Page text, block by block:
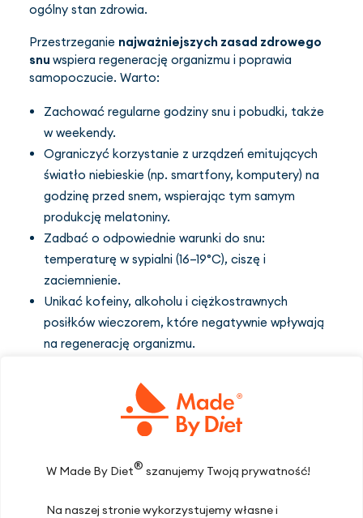
W Made By Diet® szanujemy Twoją prywatność!
Na naszej stronie wykorzystujemy własne i
ogólny stan zdrowia.
Przestrzeganie najważniejszych zasad zdrowego
snu wspiera regenerację organizmu i poprawia
samopoczucie. Warto:
Zachować regularne godziny snu i pobudki, także
w weekendy.
Ograniczyć korzystanie z urządzeń emitujących
światło niebieskie (np. smartfony, komputery) na
godzinę przed snem, wspierając tym samym
produkcję melatoniny.
Zadbać o odpowiednie warunki do snu:
temperaturę w sypialni (16–19°C), ciszę i
zaciemnienie.
Unikać kofeiny, alkoholu i ciężkostrawnych
posiłków wieczorem, które negatywnie wpływają
na regenerację organizmu.
nieodłączny element zasad zdrowego stylu życia,
który wzmacnia odporność organizmu i sprzyja jego
prawidłowemu funkcjonowaniu.
Hormony a odporność – jak stres i sen
wpływają na Twój układ
immunologiczny?